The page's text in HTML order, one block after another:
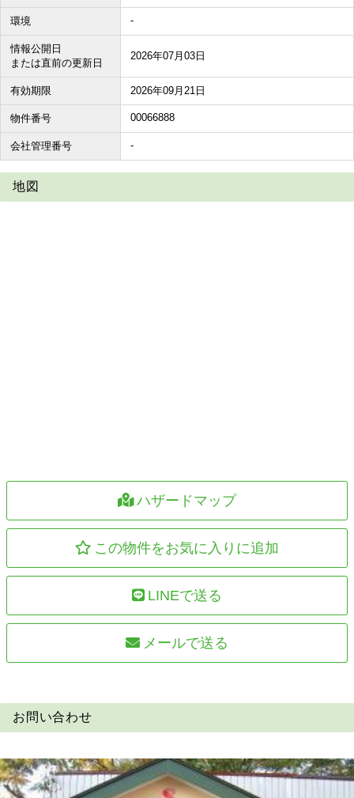
環境 -
情報公開日
または直前の更新日
2026年07月03日
有効期限 2026年09月21日
物件番号 00066888
会社管理番号 -
地図
ハザードマップ
この物件をお気に入りに追加
LINEで送る
メールで送る
お問い合わせ